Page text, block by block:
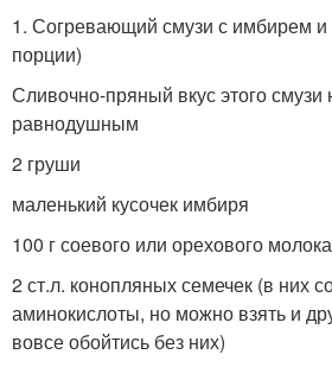
1. Согревающий смузи с имбирем и
порции)
Сливочно-пряный вкус этого смузи
равнодушным
2 груши
маленький кусочек имбиря
100 г соевого или орехового молока
2 ст.л. конопляных семечек (в них
аминокислоты, но можно взять и
вовсе обойтись без них)